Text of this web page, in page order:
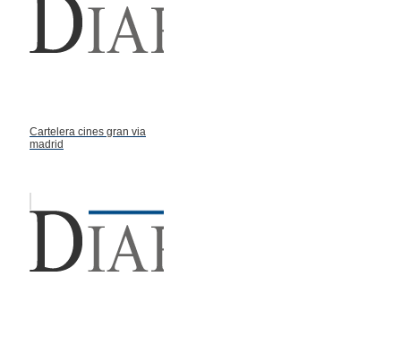
Cartelera cines gran via
madrid